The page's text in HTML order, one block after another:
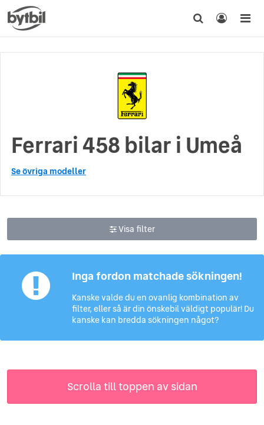
Ferrari 458 bilar i Umeå
Se övriga modeller
Visa filter
Inga fordon matchade sökningen!
Kanske valde du en ovanlig kombination av
filter, eller så är din önskebil väldigt populär! Du
kanske kan bredda sökningen något?
Scrolla till toppen av sidan